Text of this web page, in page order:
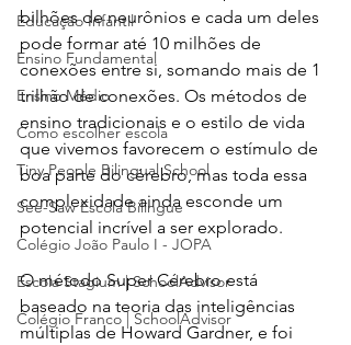
Educação Infantil
Ensino Fundamental
Ensino Médio
Como escolher escola
Tiny People Bilingual School
See-Saw Escola Bilíngue
Colégio João Paulo I - JOPA
Escola Stagium | SchoolAdvisor
Colégio Franco | SchoolAdvisor
bilhões de neurônios e cada um deles
pode formar até 10 milhões de
conexões entre si, somando mais de 1
trilhão de conexões. Os métodos de
ensino tradicionais e o estilo de vida
que vivemos favorecem o estímulo de
boa parte do cérebro, mas toda essa
complexidade ainda esconde um
potencial incrível a ser explorado.
O método Super Cérebro está
baseado na teoria das inteligências
múltiplas de Howard Gardner, e foi